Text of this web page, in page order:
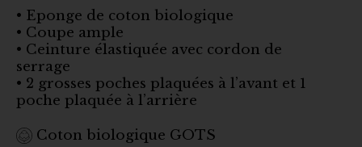
• Eponge de coton biologique
• Coupe ample
• Ceinture élastiquée avec cordon de
serrage
• 2 grosses poches plaquées à l’avant et 1
poche plaquée à l’arrière
Coton biologique GOTS